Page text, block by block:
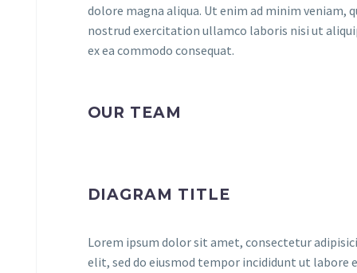
dolore magna aliqua. Ut enim ad minim veniam,
nostrud exercitation ullamco laboris nisi ut
ex ea commodo consequat.
OUR TEAM
DIAGRAM TITLE
Lorem ipsum dolor sit amet, consectetur
elit, sed do eiusmod tempor incididunt ut labore